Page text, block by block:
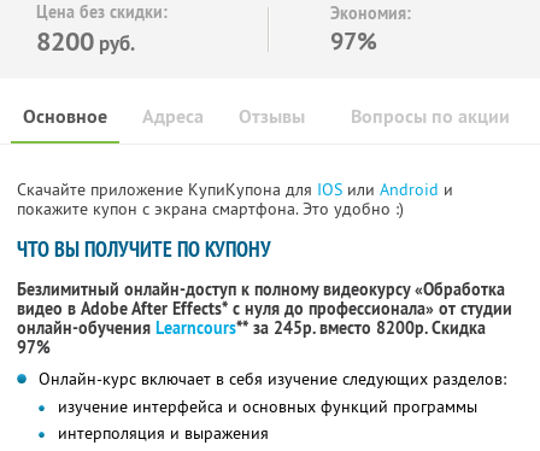
Цена без скидки:
8200 руб.
Экономия:
97%
Основное Отзывы Вопросы по акции
Адреса
Скачайте приложение КупиКупона для IOS или Android и
покажите купон с экрана смартфона. Это удобно :)
ЧТО ВЫ ПОЛУЧИТЕ ПО КУПОНУ
Безлимитный онлайн-доступ к полному видеокурсу «Обработка
видео в Adobe After Effects* с нуля до профессионала» от студии
онлайн-обучения Learncours** за 245р. вместо 8200р. Скидка
97%
Онлайн-курс включает в себя изучение следующих разделов:
изучение интерфейса и основных функций программы
интерполяция и выражения